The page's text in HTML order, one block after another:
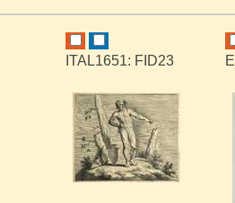
ITAL1651: FID23